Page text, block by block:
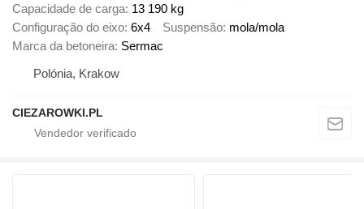
Capacidade de carga 13 190 kg
Configuração do eixo 6x4 Suspensão mola/mola
Marca da betoneira Sermac
Polónia, Krakow
CIEZAROWKI.PL